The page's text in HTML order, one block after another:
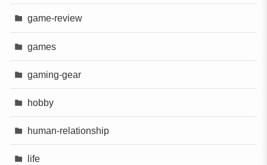
game-review
games
gaming-gear
hobby
human-relationship
life